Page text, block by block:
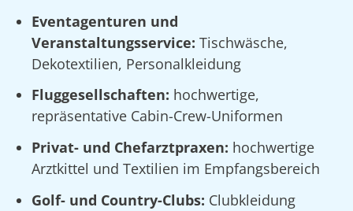
Eventagenturen und
Veranstaltungsservice: Tischwäsche,
Dekotextilien, Personalkleidung
Fluggesellschaften: hochwertige,
repräsentative Cabin-Crew-Uniformen
Privat- und Chefarztpraxen: hochwertige
Arztkittel und Textilien im Empfangsbereich
Golf- und Country-Clubs: Clubkleidung